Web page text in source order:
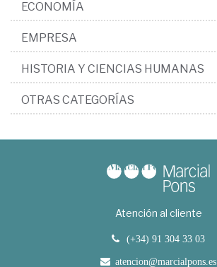
ECONOMÍA
EMPRESA
HISTORIA Y CIENCIAS HUMANAS
OTRAS CATEGORÍAS
Atención al cliente
(+34) 91 304 33 03
atencion@marcialpons.es